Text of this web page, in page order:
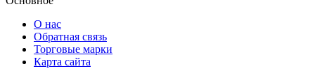
О нас
Обратная связь
Торговые марки
Карта сайта